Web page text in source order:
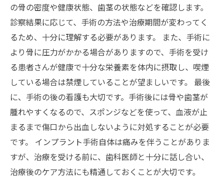
の骨の密度や健康状態、歯茎の状態などを確認します。
診察結果に応じて、手術の方法や治療期間が変わってく
るため、十分に理解する必要があります。 また、手術に
より骨に圧力がかかる場合がありますので、手術を受け
る患者さんが健康で十分な栄養素を体内に摂取し、喫煙
している場合は禁煙していることが望ましいです。 最後
に、手術の後の看護も大切です。手術後には骨や歯茎が
腫れやすくなるので、スポンジなどを使って、血液が止
まるまで傷口から出血しないように対処することが必要
です。 インプラント手術自体は痛みを伴うことがありま
すが、治療を受ける前に、歯科医師と十分に話し合い、
治療後のケア方法にも精通しておくことが大切です。